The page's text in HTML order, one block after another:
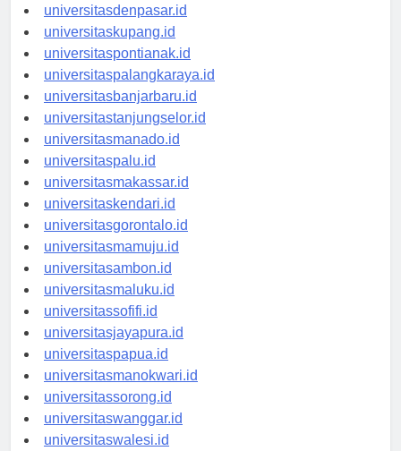
universitasdenpasar.id
universitaskupang.id
universitaspontianak.id
universitaspalangkaraya.id
universitasbanjarbaru.id
universitastanjungselor.id
universitasmanado.id
universitaspalu.id
universitasmakassar.id
universitaskendari.id
universitasgorontalo.id
universitasmamuju.id
universitasambon.id
universitasmaluku.id
universitassofifi.id
universitasjayapura.id
universitaspapua.id
universitasmanokwari.id
universitassorong.id
universitaswanggar.id
universitaswalesi.id